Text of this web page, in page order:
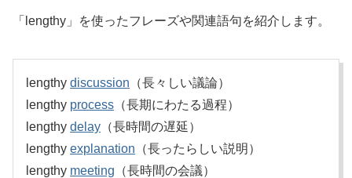
「lengthy」を使ったフレーズや関連語句を紹介します。
lengthy discussion （長々しい議論）
lengthy process （長期にわたる過程）
lengthy delay （長時間の遅延）
lengthy explanation （長ったらしい説明）
lengthy meeting （長時間の会議）